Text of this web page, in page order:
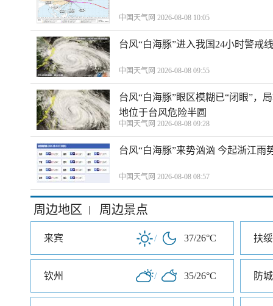
中国天气网 2026-08-08 10:05
台风“白海豚”进入我国24小时警戒
中国天气网 2026-08-08 09:55
台风“白海豚”眼区模糊已“闭眼”，
地位于台风危险半圆
中国天气网 2026-08-08 09:28
台风“白海豚”来势汹汹 今起浙江雨
中国天气网 2026-08-08 08:57
周边地区 | 周边景点
来宾 / 37/26°C 扶绥
钦州 / 35/26°C 防